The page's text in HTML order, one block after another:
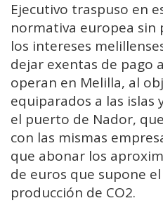
Ejecutivo traspuso en
normativa europea sin
los intereses
dejar exentas de pago
operan en Melilla, al
equiparados a las
el puerto de Nador,
con las mismas
que abonar los
de euros que supone
producción de CO2.